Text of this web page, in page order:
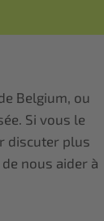
Belgium, ou
Si vous le
discuter plus
nous aider à